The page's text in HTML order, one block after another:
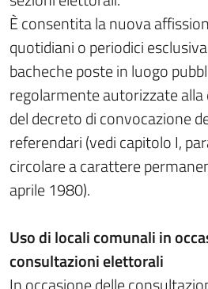
È consentita la nuova
quotidiani o periodici
bacheche poste in luogo
regolarmente autorizzate alla
del decreto di convocazione
referendari (vedi capitolo I,
circolare a carattere
aprile 1980).
Uso di locali comunali in
consultazioni elettorali